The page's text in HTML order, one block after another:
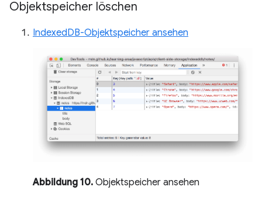
Objektspeicher löschen
IndexedDB-Objektspeicher ansehen
Abbildung 10. Objektspeicher ansehen